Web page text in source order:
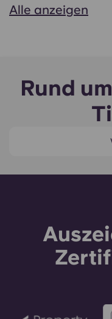
Alle anzeigen
Rund